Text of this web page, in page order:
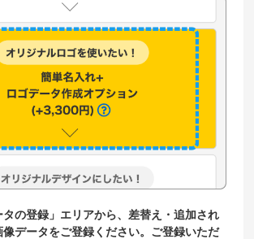
タの登録」エリアから、差替え・追加され
像データをご登録ください。ご登録いただ